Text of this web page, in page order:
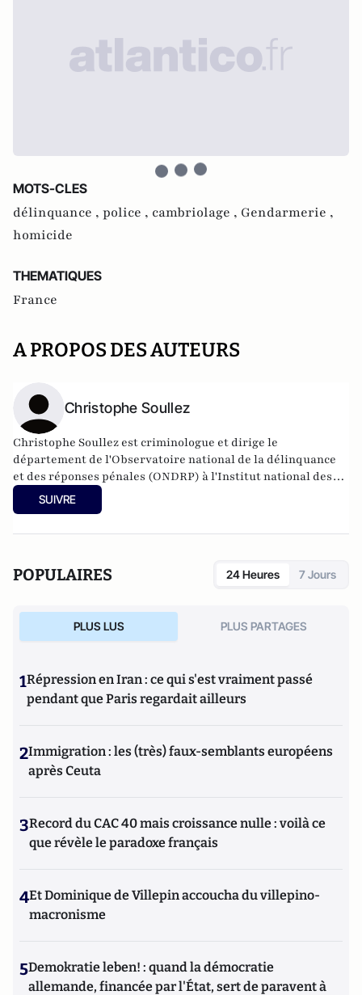
MOTS-CLES
délinquance , police , cambriolage , Gendarmerie ,
homicide
THEMATIQUES
France
A PROPOS DES AUTEURS
Christophe Soullez
Christophe Soullez est criminologue et dirige le
département de l'Observatoire national de la délinquance
et des réponses pénales (ONDRP) à l'Institut national des
hautes études de la sécurité et de la justice (INHESJ).
l'auteur de "Histoires criminelles de la France
SUIVRE
POPULAIRES 24 Heures 7 Jours
PLUS LUS PLUS PARTAGES
1Répression en Iran : ce qui s'est vraiment passé
pendant que Paris regardait ailleurs
2Immigration : les (très) faux-semblants européens
après Ceuta
3Record du CAC 40 mais croissance nulle : voilà ce
que révèle le paradoxe français
4Et Dominique de Villepin accoucha du villepino-
macronisme
5Demokratie leben! : quand la démocratie
allemande, financée par l'État, sert de paravent à